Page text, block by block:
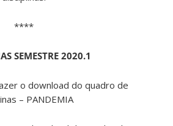
****
SEMESTRE 2020.1
o download do quadro de
– PANDEMIA